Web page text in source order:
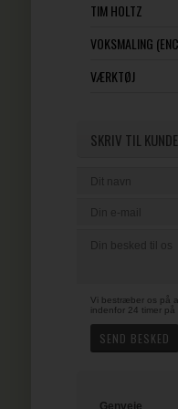
TIM HOLTZ
VOKSMALING
VÆRKTØJ
SKRIV TIL
Vi bestræber os på
indenfor 24 timer på
Genveje